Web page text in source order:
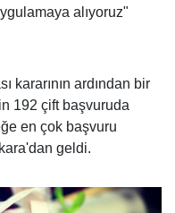
alıyoruz"
kararının ardından bir
192 çift başvuruda
en çok başvuru
geldi.